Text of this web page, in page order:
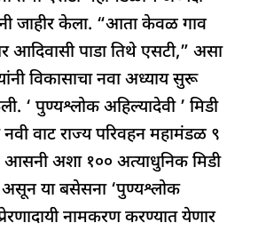
जाहीर केला. “आता केवळ गाव
आदिवासी पाडा तिथे एसटी,” असा
विकासाचा नवा अध्याय सुरू
‘ पुण्यश्लोक अहिल्यादेवी ’ मिडी
वाट राज्य परिवहन महामंडळ ९
आसनी अशा १०० अत्याधुनिक मिडी
या बसेसना ‘पुण्यश्लोक
नामकरण करण्यात येणार